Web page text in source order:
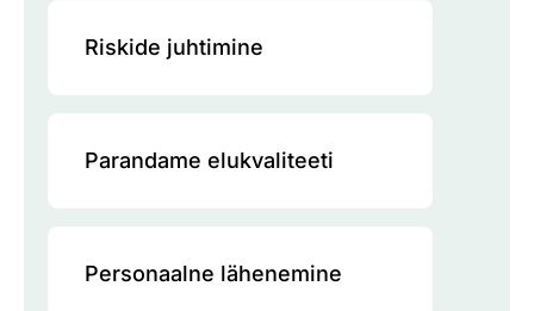
Riskide juhtimine
Parandame elukvaliteeti
Personaalne lähenemine